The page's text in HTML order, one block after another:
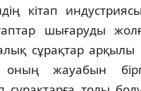
кітап
шығаруды
сұрақтар
оның жауабын